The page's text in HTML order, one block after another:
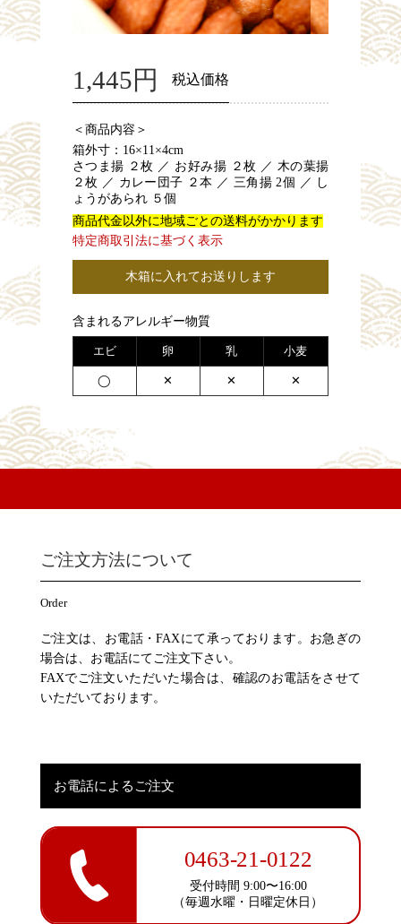
1,445円 税込価格
＜商品内容＞
箱外寸：16×11×4cm
さつま揚 ２枚 ／ お好み揚 ２枚 ／ 木の葉揚
２枚 ／ カレー団子 ２本 ／ 三角揚 2個 ／ し
ょうがあられ ５個
商品代金以外に地域ごとの送料がかかります
特定商取引法に基づく表示
木箱に入れてお送りします
含まれるアレルギー物質
エビ 卵 乳 小麦
◯ ✕ ✕ ✕
ご注文方法について
Order
ご注文は、お電話・FAXにて承っております。お急ぎの
場合は、お電話にてご注文下さい。
FAXでご注文いただいた場合は、確認のお電話をさせて
いただいております。
お電話によるご注文
0463-21-0122
受付時間 9:00〜16:00
（毎週水曜・日曜定休日）